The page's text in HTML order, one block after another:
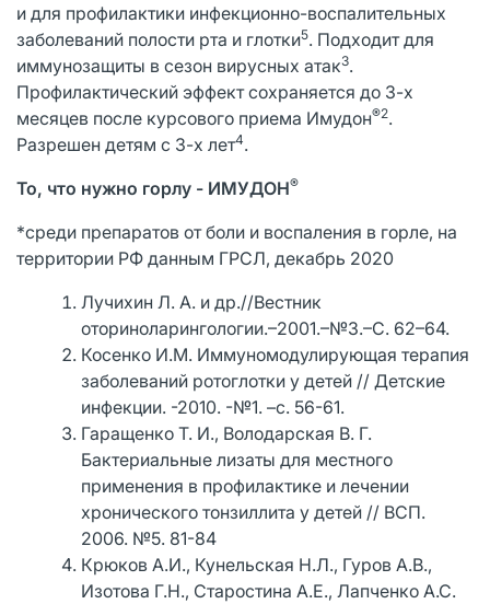
и для профилактики инфекционно-воспалительных
заболеваний полости рта и глотки5. Подходит для
иммунозащиты в сезон вирусных атак3.
Профилактический эффект сохраняется до 3-х
месяцев после курсового приема Имудон®2.
Разрешен детям с 3-х лет4.
То, что нужно горлу - ИМУДОН®
*среди препаратов от боли и воспаления в горле, на
территории РФ данным ГРСЛ, декабрь 2020
Лучихин Л. А. и др.//Вестник
оториноларингологии.–2001.–№3.–С. 62–64.
Косенко И.М. Иммуномодулирующая терапия
заболеваний ротоглотки у детей // Детские
инфекции. -2010. -№1. –с. 56-61.
Гаращенко Т. И., Володарская В. Г.
Бактериальные лизаты для местного
применения в профилактике и лечении
хронического тонзиллита у детей // ВСП.
2006. №5. 81-84
Крюков А.И., Кунельская Н.Л., Гуров А.В.,
Изотова Г.Н., Старостина А.Е., Лапченко А.С.